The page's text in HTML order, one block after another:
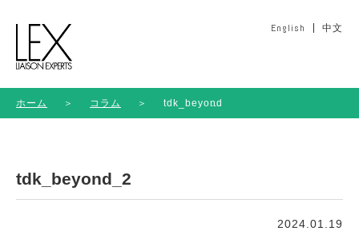
English 中文
ホーム ＞ コラム ＞ tdk_beyond_2
tdk_beyond_2
2024.01.19